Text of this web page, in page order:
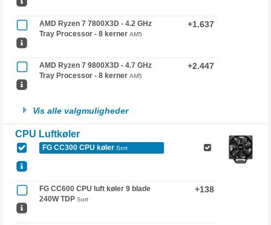
AMD Ryzen 7 7800X3D - 4.2 GHz
Tray Processor - 8 kerner AM5
+1.637
AMD Ryzen 7 9800X3D - 4.7 GHz
Tray Processor - 8 kerner AM5
+2.447
Vis alle valgmuligheder
CPU Luftkøler
FG CC300 CPU køler Sort
FG CC600 CPU luft køler 9 blade
240W TDP Sort
+138